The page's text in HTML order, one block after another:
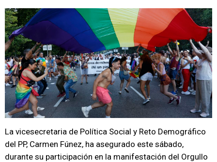
La vicesecretaria de Política Social y Reto Demográfico
del PP, Carmen Fúnez, ha asegurado este sábado,
durante su participación en la manifestación del Orgullo